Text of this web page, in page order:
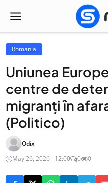
Romania
Uniunea
centre de
migranți în
(Politico)
Odix
May 26, 2026 - 12:00
0 0